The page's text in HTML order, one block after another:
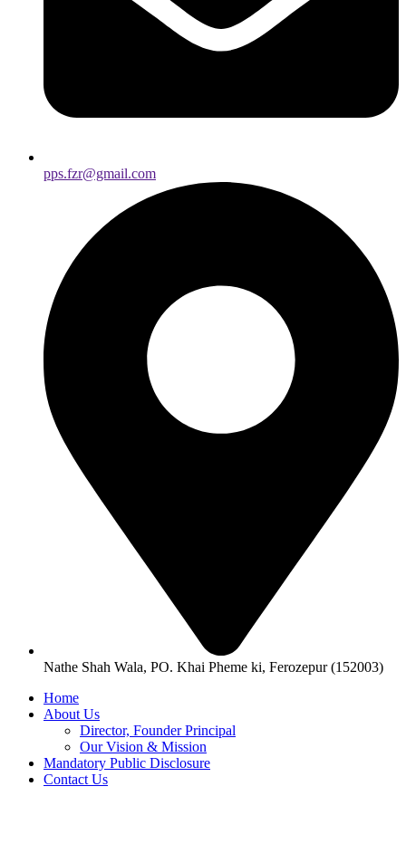
pps.fzr@gmail.com
Nathe Shah Wala, PO. Khai Pheme ki, Ferozepur (152003)
Home
About Us
Director, Founder Principal
Our Vision & Mission
Mandatory Public Disclosure
Contact Us